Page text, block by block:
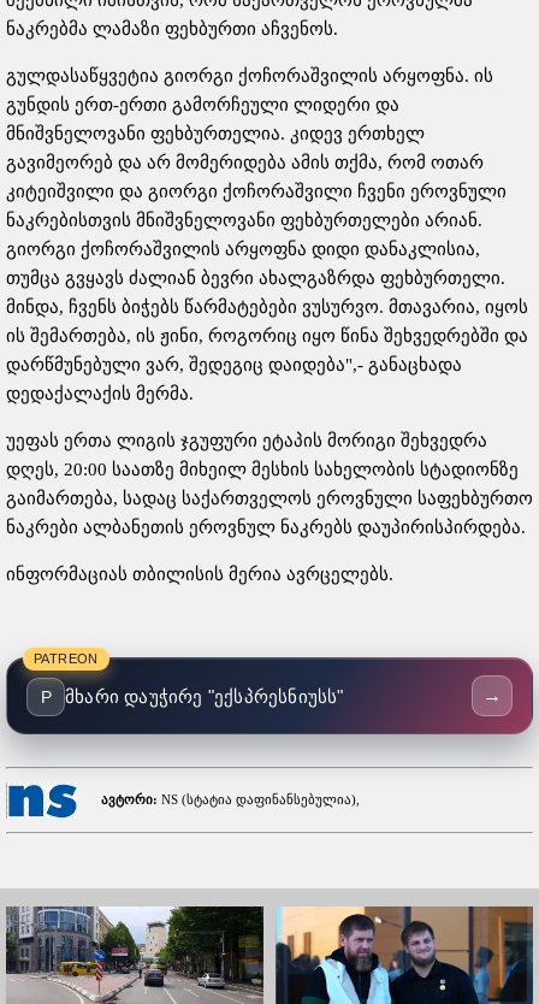
ნაკრებმა ლამაზი ფეხბურთი აჩვენოს.
გულდასაწყვეტია გიორგი ქოჩორაშვილის არყოფნა. ის
გუნდის ერთ-ერთი გამორჩეული ლიდერი და
მნიშვნელოვანი ფეხბურთელია. კიდევ ერთხელ
გავიმეორებ და არ მომერიდება ამის თქმა, რომ ოთარ
კიტეიშვილი და გიორგი ქოჩორაშვილი ჩვენი ეროვნული
ნაკრებისთვის მნიშვნელოვანი ფეხბურთელები არიან.
გიორგი ქოჩორაშვილის არყოფნა დიდი დანაკლისია,
თუმცა გვყავს ძალიან ბევრი ახალგაზრდა ფეხბურთელი.
მინდა, ჩვენს ბიჭებს წარმატებები ვუსურვო. მთავარია, იყოს
ის შემართება, ის ჟინი, როგორიც იყო წინა შეხვედრებში და
დარწმუნებული ვარ, შედეგიც დაიდება",- განაცხადა
დედაქალაქის მერმა.
უეფას ერთა ლიგის ჯგუფური ეტაპის მორიგი შეხვედრა
დღეს, 20:00 საათზე მიხეილ მესხის სახელობის სტადიონზე
გაიმართება, სადაც საქართველოს ეროვნული საფეხბურთო
ნაკრები ალბანეთის ეროვნულ ნაკრებს დაუპირისპირდება.
ინფორმაციას თბილისის მერია ავრცელებს.
PATREON
P მხარი დაუჭირე "ექსპრესნიუსს" →
ავტორი: NS (სტატია დაფინანსებულია),